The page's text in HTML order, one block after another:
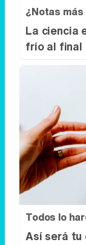
¿Notas
La ciencia
frío al final
Todos lo
Así será tu